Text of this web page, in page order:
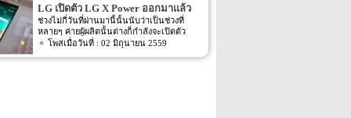
บาท สำหรับ Spec ของ V20 นี้จะมาพร้อมกับ
กล้องที่เป็นแบบ Hi-Fi Quad DAC ทั้งกล้อง
ทางด้านหน้าและกล้องทางด้านหลังของตัว
เครื่อง โดยจะรองรับการ recorder audio ได้
ในระดับ HD audio ตัวเครื่องนั้นจะถูกพัฒนา
ให้เป็น aluminum สำหรับระบบปฏิบัติการที่
ตัว Smartphone รุ่นใหม่อย่าง LG X Cam ออก
มายังประเทศอินเดียแล้ว สำหรับ Spec ของตัว
เครื่องจะเป็นอย่างไรนั้นไปดูกันเลยดีกว่า
สำหรับรุ่นใหม่ของทาง LG อย่างรุ่น LG X
Cam ที่เปิดตัวออกมาที่ประเทศอินเดียนั้นโดย
LG เปิดตัว LG X Power ออกมาแล้ว
ช่วงไม่กี่วันที่ผ่านมานี้นั้นนับว่าเป็นช่วงที่
หลายๆ ค่ายผู้ผลิตนั้นต่างก็กำลังจะเปิดตัว
Smartphone รุ่นใหม่ออกมากัน LG นับว่าเป็น
02 มิถุนายน 2559